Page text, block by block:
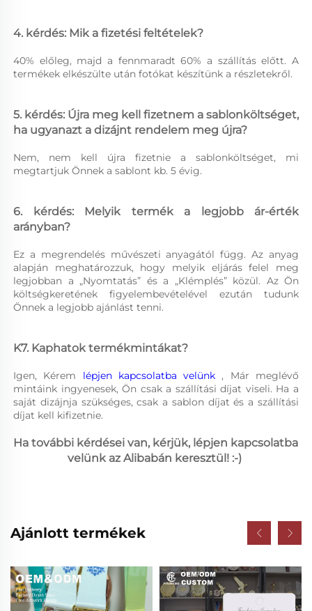
4. kérdés: Mik a fizetési feltételek?
40% előleg, majd a fennmaradt 60% a szállítás előtt. A
termékek elkészülte után fotókat készítünk a részletekről.
5. kérdés: Újra meg kell fizetnem a sablonköltséget,
ha ugyanazt a dizájnt rendelem meg újra?
Nem, nem kell újra fizetnie a sablonköltséget, mi
megtartjuk Önnek a sablont kb. 5 évig.
6. kérdés: Melyik termék a legjobb ár-érték
arányban?
Ez a megrendelés művészeti anyagától függ. Az anyag
alapján meghatározzuk, hogy melyik eljárás felel meg
legjobban a „Nyomtatás” és a „Klémplés” közül. Az Ön
költségkeretének figyelembevételével ezután tudunk
Önnek a legjobb ajánlást tenni.
K7. Kaphatok termékmintákat?
Igen, Kérem lépjen kapcsolatba velünk , Már meglévő
mintáink ingyenesek, Ön csak a szállítási díjat viseli. Ha a
saját dizájnja szükséges, csak a sablon díjat és a szállítási
díjat kell kifizetnie.
Ha további kérdései van, kérjük, lépjen kapcsolatba
velünk az Alibabán keresztül! :-)
Ajánlott termékek